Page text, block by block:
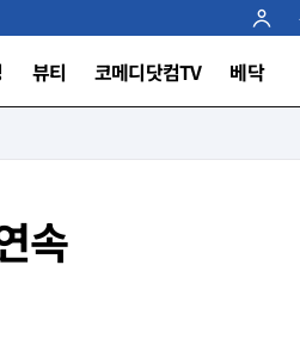
뷰티 코메디닷컴TV 베닥
속